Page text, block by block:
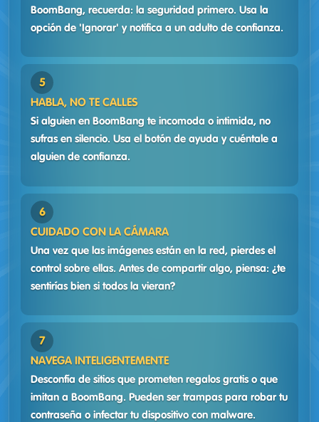
BoomBang, recuerda: la seguridad primero. Usa la
opción de 'Ignorar' y notifica a un adulto de confianza.
HABLA, NO TE CALLES
Si alguien en BoomBang te incomoda o intimida, no
sufras en silencio. Usa el botón de ayuda y cuéntale a
alguien de confianza.
CUIDADO CON LA CÁMARA
Una vez que las imágenes están en la red, pierdes el
control sobre ellas. Antes de compartir algo, piensa: ¿te
sentirías bien si todos la vieran?
NAVEGA INTELIGENTEMENTE
Desconfía de sitios que prometen regalos gratis o que
imitan a BoomBang. Pueden ser trampas para robar tu
contraseña o infectar tu dispositivo con malware.